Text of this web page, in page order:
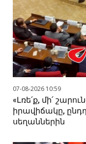
07-08-2026 10:59
«Լռե՛ք, մի՛
իրավիճակը,
սեղաններին